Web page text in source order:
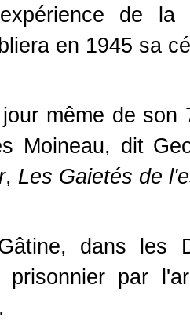
de la
en 1945 sa
même de son
Moineau, dit
, Les Gaietés de
dans les
par